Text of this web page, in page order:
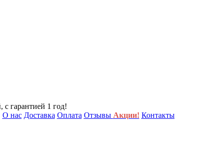
с гарантией 1 год!
О нас Доставка Оплата Отзывы Акции! Контакты